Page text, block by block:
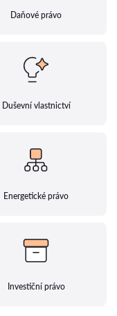
Daňové právo
Duševní vlastnictví
Energetické právo
Investiční právo